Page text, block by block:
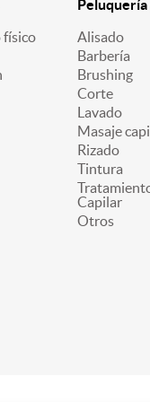
físico
Alisado
Barbería
Brushing
Corte
Lavado
Masaje
Rizado
Tintura
Capilar
Otros